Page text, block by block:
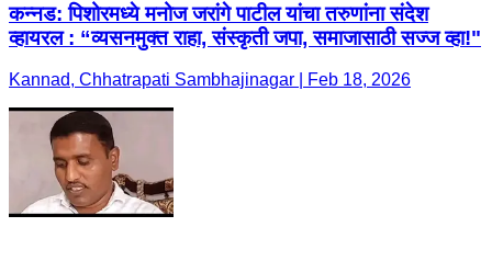
कन्नड: पिशोरमध्ये मनोज जरांगे पाटील यांचा तरुणांना संदेश
व्हायरल : “व्यसनमुक्त राहा, संस्कृती जपा, समाजासाठी सज्ज व्हा!"
Kannad, Chhatrapati Sambhajinagar | Feb 18, 2026